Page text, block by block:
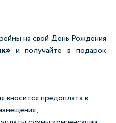
на свой День Рождения
и получайте в подарок
вносится предоплата в